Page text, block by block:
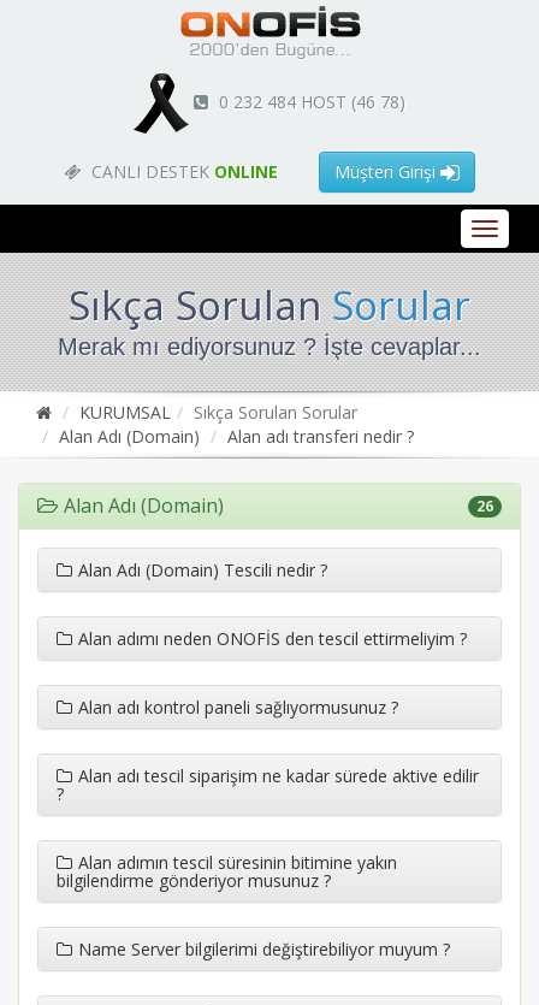
0 232 484 HOST (46 78)
CANLI DESTEK ONLINE Müşteri Girişi
Sıkça SorulanSorular
Merak mı ediyorsunuz ? İşte cevaplar...
KURUMSAL
Sıkça Sorulan Sorular
Alan Adı (Domain)
Alan adı transferi nedir ?
Alan Adı (Domain) 26
Alan Adı (Domain) Tescili nedir ?
Alan adımı neden ONOFİS den tescil ettirmeliyim ?
Alan adı kontrol paneli sağlıyormusunuz ?
Alan adı tescil siparişim ne kadar sürede aktive edilir
?
Alan adımın tescil süresinin bitimine yakın
bilgilendirme gönderiyor musunuz ?
Name Server bilgilerimi değiştirebiliyor muyum ?